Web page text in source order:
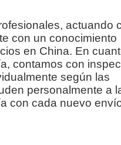
actuando
con un conocimiento
en China. En
contamos con
según las
personalmente a
con cada nuevo